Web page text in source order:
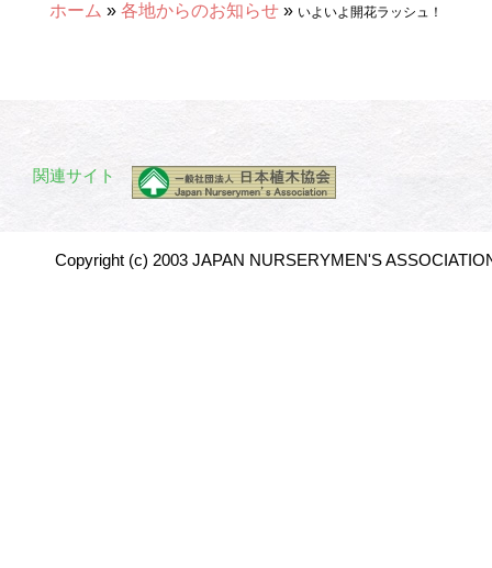
ホーム » 各地からのお知らせ » いよいよ開花ラッシュ！
関連サイト
Copyright (c) 2003 JAPAN NURSERYMEN'S